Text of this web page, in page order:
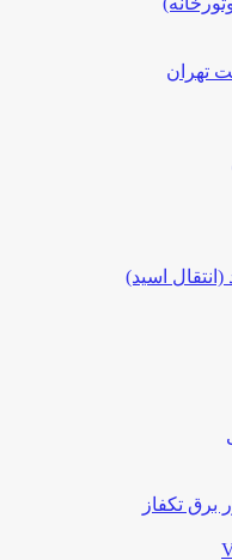
تهران
اسید)
برق تکفاز